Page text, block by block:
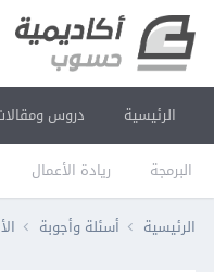
الرئيسية دروس
البرمجة ريادة الأعمال
الرئيسية أسئلة وأجوبة